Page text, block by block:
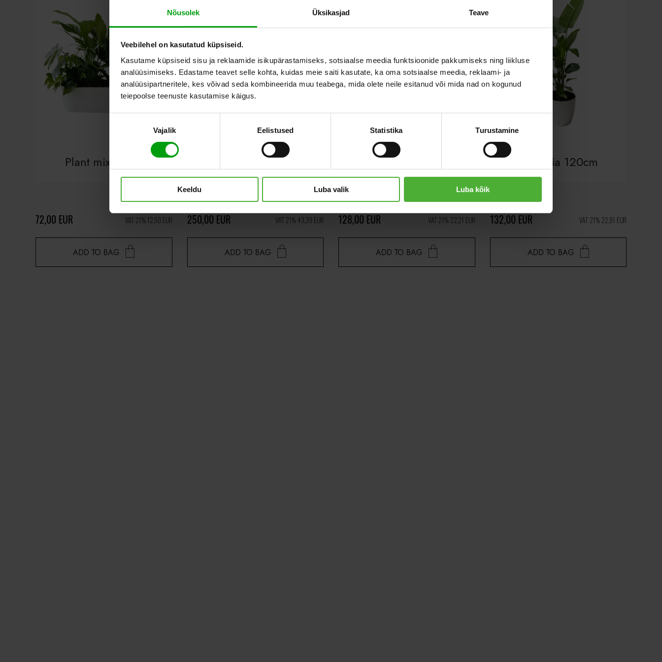
Nõusolek Üksikasjad Teave
Veebilehel on kasutatud küpsiseid.
Kasutame küpsiseid sisu ja reklaamide isikupärastamiseks, sotsiaalse meedia funktsioonide pakkumiseks ning liikluse
analüüsimiseks. Edastame teavet selle kohta, kuidas meie saiti kasutate, ka oma sotsiaalse meedia, reklaami- ja
analüüsipartneritele, kes võivad seda kombineerida muu teabega, mida olete neile esitanud või mida nad on kogunud
teiepoolse teenuste kasutamise käigus.
Vajalik Eelistused Statistika Turustamine
Keeldu Luba valik Luba kõik
Plant mix 50cm
72,00 EUR VAT 21% 12,50 EUR
ADD TO BAG
Dracaena Marginata
160cm 2gb
250,00 EUR VAT 21% 43,39 EUR
ADD TO BAG
Ficus Abidjan 100cm
128,00 EUR VAT 21% 22,21 EUR
ADD TO BAG
Strelitzia 120cm
132,00 EUR VAT 21% 22,91 EUR
ADD TO BAG